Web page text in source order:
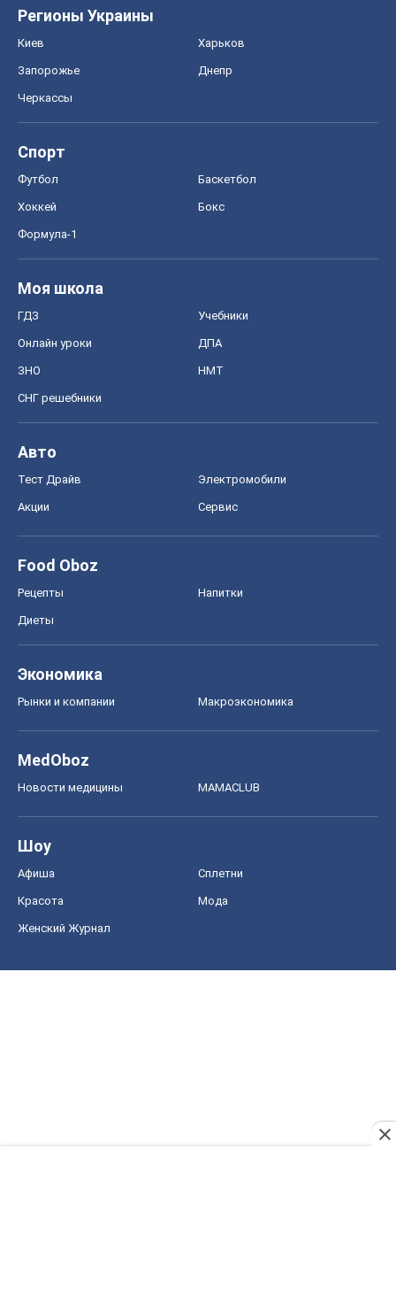
Регионы Украины
Киев Харьков
Запорожье Днепр
Черкассы
Спорт
Футбол Баскетбол
Хоккей Бокс
Формула-1
Моя школа
ГДЗ Учебники
Онлайн уроки ДПА
ЗНО НМТ
СНГ решебники
Авто
Тест Драйв Электромобили
Акции Сервис
Food Oboz
Рецепты Напитки
Диеты
Экономика
Рынки и компании Mакроэкономика
MedOboz
Новости медицины MAMACLUB
Шоу
Афиша Сплетни
Красота Мода
Женский Журнал